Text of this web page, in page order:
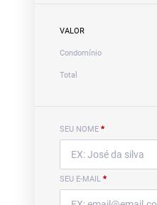
VALOR
Condomínio
Total
SEU NOME *
SEU E-MAIL *